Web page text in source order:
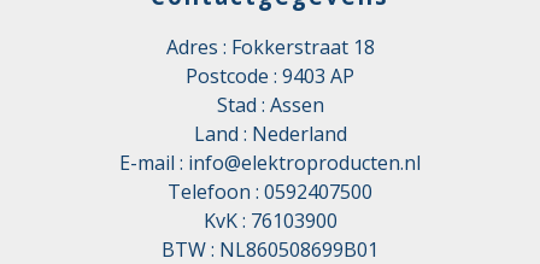
Adres : Fokkerstraat 18
Postcode : 9403 AP
Stad : Assen
Land : Nederland
E-mail : info@elektroproducten.nl
Telefoon : 0592407500
KvK : 76103900
BTW : NL860508699B01